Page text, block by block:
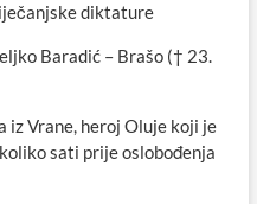
diktature
Baradić – Brašo († 23.
iz Vrane, heroj Oluje koji je
sati prije oslobođenja